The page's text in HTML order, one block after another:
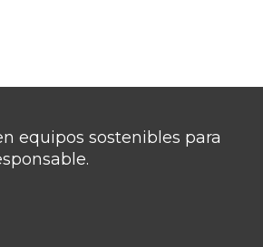
equipos sostenibles para